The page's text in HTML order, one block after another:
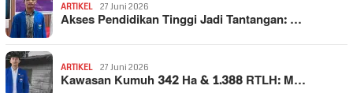
ARTIKEL 27 Juni 2026
Akses Pendidikan Tinggi Jadi Tantangan: …
ARTIKEL 27 Juni 2026
Kawasan Kumuh 342 Ha & 1.388 RTLH: M…